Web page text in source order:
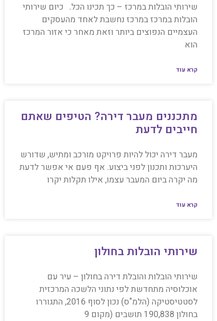
שירותי הובלות במרכז – כך תכינו הכל. כיום שירותי
הובלות במרכז במרכז נחשבת לאחד מהעסקים
העצמיים הנפוצים ביותר וזאת מאחר כי אזור המרכז
הוא
קרא עוד
מתכננים מעבר דירה? הטיפים שאתם
חייבים לדעת
מעבר דירה יכול להיות פרויקט מורכב ומתיש, שדורש
היערכות ותכנון לפני ביצוע. אף פעם אי אפשר לדעת
מה יקרה ביום המעבר עצמו, אילו תקלות יקרו
קרא עוד
שירותי הובלות בחולון
שירותי הובלות והובלת דירה בחולון – עיר עם
אוכלוסיה מתחדשת לפי נתוני הלשכה המרכזית
לסטטיסטיקה (הלמ"ס) נכון לסוף 2016, התגוררו
בחולון 190,838 תושבים (מקום 9